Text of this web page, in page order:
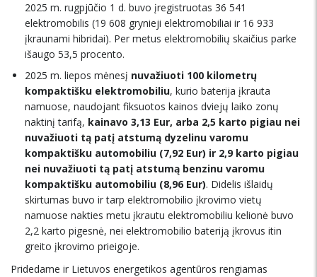
2025 m. rugpjūčio 1 d. buvo įregistruotas 36 541
elektromobilis (19 608 grynieji elektromobiliai ir 16 933 
įkraunami hibridai). Per metus elektromobilių skaičius parke
išaugo 53,5 procento.
2025 m. liepos mėnesį nuvažiuoti 100 kilometrų
kompaktišku elektromobiliu, kurio baterija įkrauta
namuose, naudojant fiksuotos kainos dviejų laiko zonų
naktinį tarifą, kainavo 3,13 Eur, arba 2,5 karto pigiau nei
nuvažiuoti tą patį atstumą dyzelinu varomu
kompaktišku automobiliu (7,92 Eur) ir 2,9 karto pigiau
nei nuvažiuoti tą patį atstumą benzinu varomu
kompaktišku automobiliu (8,96 Eur). Didelis išlaidų
skirtumas buvo ir tarp elektromobilio įkrovimo vietų 
namuose nakties metu įkrautu elektromobiliu kelionė buvo
2,2 karto pigesnė, nei elektromobilio bateriją įkrovus itin
greito įkrovimo prieigoje.
Pridedame ir Lietuvos energetikos agentūros rengiamas